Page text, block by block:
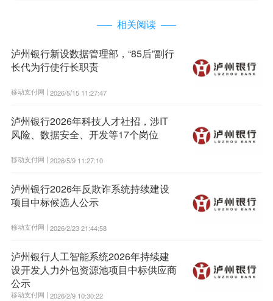
相关阅读
泸州银行新设数据管理部，“85后”副行
长代为行使行长职责
移动支付网 | 2026/5/15 11:27:47
泸州银行2026年科技人才社招，涉IT
风险、数据安全、开发等17个岗位
移动支付网 | 2026/5/9 11:27:10
泸州银行2026年反欺诈系统持续建设
项目中标候选人公示
移动支付网 | 2026/2/23 21:44:58
泸州银行人工智能系统2026年持续建
设开发人力外包资源池项目中标供应商
公示
移动支付网 | 2026/2/9 10:30:22